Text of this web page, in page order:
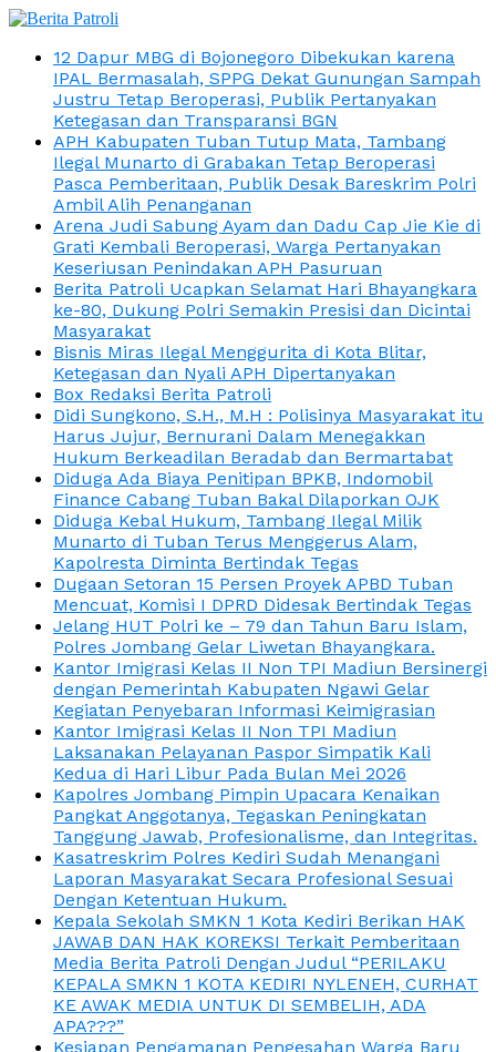
12 Dapur MBG di Bojonegoro Dibekukan karena
IPAL Bermasalah, SPPG Dekat Gunungan Sampah
Justru Tetap Beroperasi, Publik Pertanyakan
Ketegasan dan Transparansi BGN
APH Kabupaten Tuban Tutup Mata, Tambang
Ilegal Munarto di Grabakan Tetap Beroperasi
Pasca Pemberitaan, Publik Desak Bareskrim Polri
Ambil Alih Penanganan
Arena Judi Sabung Ayam dan Dadu Cap Jie Kie di
Grati Kembali Beroperasi, Warga Pertanyakan
Keseriusan Penindakan APH Pasuruan
Berita Patroli Ucapkan Selamat Hari Bhayangkara
ke-80, Dukung Polri Semakin Presisi dan Dicintai
Masyarakat
Bisnis Miras Ilegal Menggurita di Kota Blitar,
Ketegasan dan Nyali APH Dipertanyakan
Box Redaksi Berita Patroli
Didi Sungkono, S.H., M.H : Polisinya Masyarakat itu
Harus Jujur, Bernurani Dalam Menegakkan
Hukum Berkeadilan Beradab dan Bermartabat
Diduga Ada Biaya Penitipan BPKB, Indomobil
Finance Cabang Tuban Bakal Dilaporkan OJK
Diduga Kebal Hukum, Tambang Ilegal Milik
Munarto di Tuban Terus Menggerus Alam,
Kapolresta Diminta Bertindak Tegas
Dugaan Setoran 15 Persen Proyek APBD Tuban
Mencuat, Komisi I DPRD Didesak Bertindak Tegas
Jelang HUT Polri ke – 79 dan Tahun Baru Islam,
Polres Jombang Gelar Liwetan Bhayangkara.
Kantor Imigrasi Kelas II Non TPI Madiun Bersinergi
dengan Pemerintah Kabupaten Ngawi Gelar
Kegiatan Penyebaran Informasi Keimigrasian
Kantor Imigrasi Kelas II Non TPI Madiun
Laksanakan Pelayanan Paspor Simpatik Kali
Kedua di Hari Libur Pada Bulan Mei 2026
Kapolres Jombang Pimpin Upacara Kenaikan
Pangkat Anggotanya, Tegaskan Peningkatan
Tanggung Jawab, Profesionalisme, dan Integritas.
Kasatreskrim Polres Kediri Sudah Menangani
Laporan Masyarakat Secara Profesional Sesuai
Dengan Ketentuan Hukum.
Kepala Sekolah SMKN 1 Kota Kediri Berikan HAK
JAWAB DAN HAK KOREKSI Terkait Pemberitaan
Media Berita Patroli Dengan Judul “PERILAKU
KEPALA SMKN 1 KOTA KEDIRI NYLENEH, CURHAT
KE AWAK MEDIA UNTUK DI SEMBELIH, ADA
APA???”
Kesiapan Pengamanan Pengesahan Warga Baru